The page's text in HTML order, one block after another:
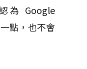
為 Google
點，也不會